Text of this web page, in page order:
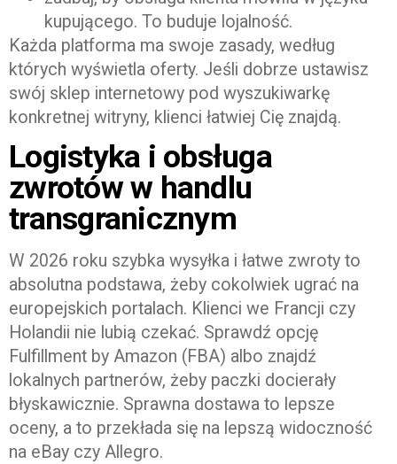
kupującego. To buduje lojalność.
Każda platforma ma swoje zasady, według
których wyświetla oferty. Jeśli dobrze ustawisz
swój sklep internetowy pod wyszukiwarkę
konkretnej witryny, klienci łatwiej Cię znajdą.
Logistyka i obsługa
zwrotów w handlu
transgranicznym
W 2026 roku szybka wysyłka i łatwe zwroty to
absolutna podstawa, żeby cokolwiek ugrać na
europejskich portalach. Klienci we Francji czy
Holandii nie lubią czekać. Sprawdź opcję
Fulfillment by Amazon (FBA) albo znajdź
lokalnych partnerów, żeby paczki docierały
błyskawicznie. Sprawna dostawa to lepsze
oceny, a to przekłada się na lepszą widoczność
na eBay czy Allegro.